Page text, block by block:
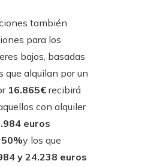
también
para los
bajos, basadas
que alquilan por un
16.865€ recibirá
con alquiler
euros
50%y los que
y 24.238 euros